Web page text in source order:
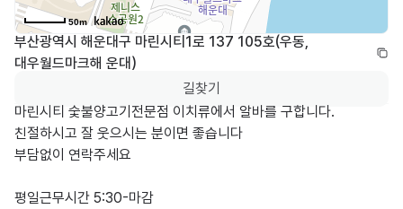
50m
부산광역시 해운대구 마린시티1로 137 105호(우동,
대우월드마크해 운대)
길찾기
마린시티 숯불양고기전문점 이치류에서 알바를 구합니다.
친절하시고 잘 웃으시는 분이면 좋습니다
부담없이 연락주세요
평일근무시간 5:30-마감